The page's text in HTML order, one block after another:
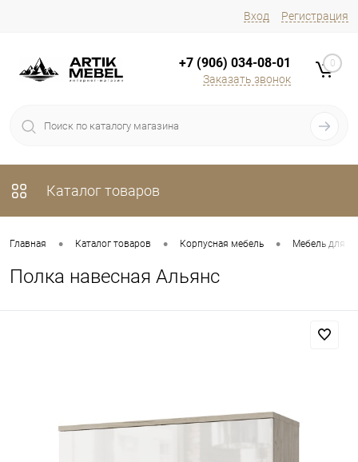
Вход Регистрация
+7 (906) 034-08-01
Заказать звонок
0
Каталог товаров
Главная • Каталог товаров • Корпусная мебель • Мебель для
Полка навесная Альянс